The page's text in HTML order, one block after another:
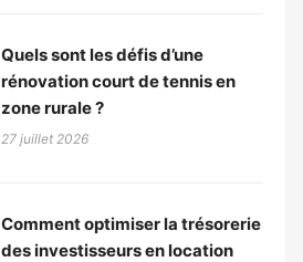
Quels sont les défis d’une
rénovation court de tennis en
zone rurale ?
27 juillet 2026
Comment optimiser la trésorerie
des investisseurs en location